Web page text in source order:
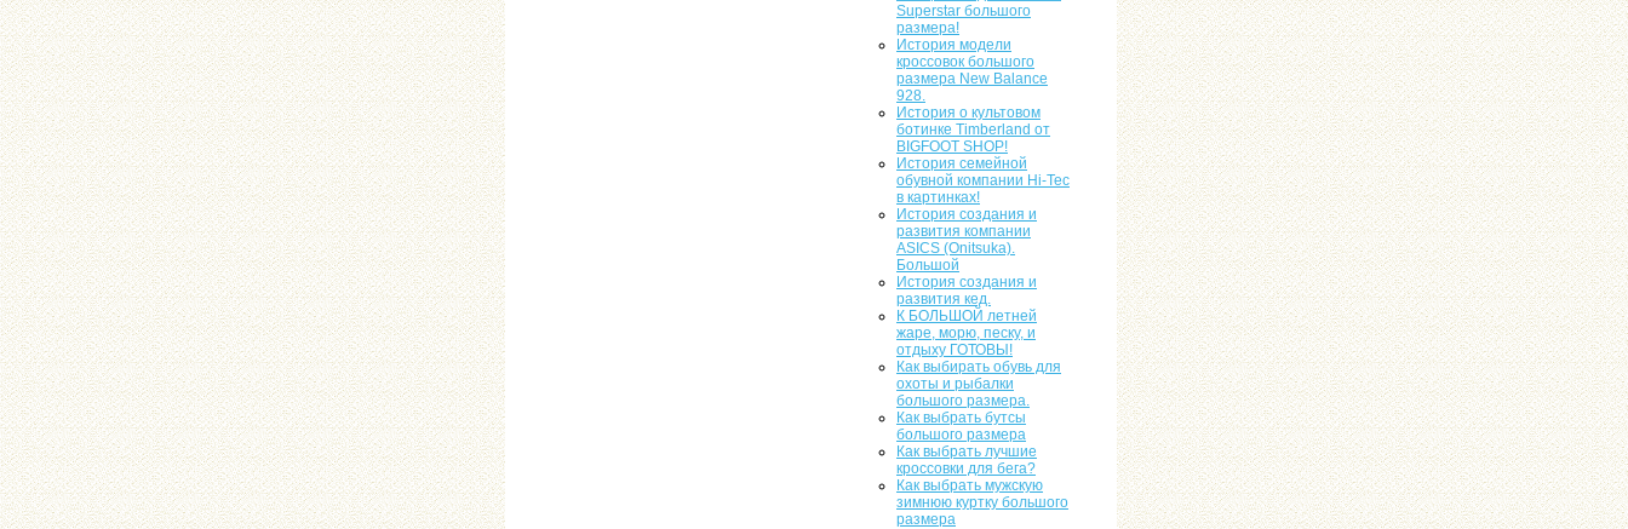
Superstar большого
размера!
История модели
кроссовок большого
размера New Balance
928.
История о культовом
ботинке Timberland от
BIGFOOT SHOP!
История семейной
обувной компании Hi-Tec
в картинках!
История создания и
развития компании
ASICS (Onitsuka).
Большой
История создания и
развития кед.
К БОЛЬШОЙ летней
жаре, морю, песку, и
отдыху ГОТОВЫ!
Как выбирать обувь для
охоты и рыбалки
большого размера.
Как выбрать бутсы
большого размера
Как выбрать лучшие
кроссовки для бега?
Как выбрать мужскую
зимнюю куртку большого
размера